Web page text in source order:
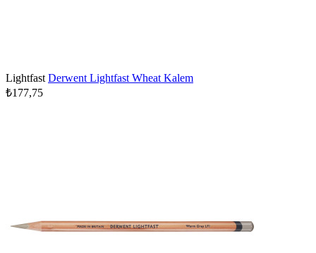
Lightfast Derwent Lightfast Wheat Kalem
₺177,75